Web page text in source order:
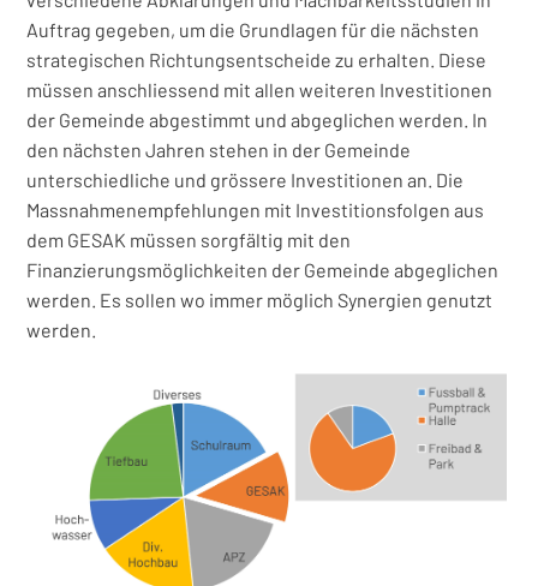
Auftrag gegeben, um die Grundlagen für die nächsten
strategischen Richtungsentscheide zu erhalten. Diese
müssen anschliessend mit allen weiteren Investitionen
der Gemeinde abgestimmt und abgeglichen werden. In
den nächsten Jahren stehen in der Gemeinde
unterschiedliche und grössere Investitionen an. Die
Massnahmenempfehlungen mit Investitionsfolgen aus
dem GESAK müssen sorgfältig mit den
Finanzierungsmöglichkeiten der Gemeinde abgeglichen
werden. Es sollen wo immer möglich Synergien genutzt
werden.